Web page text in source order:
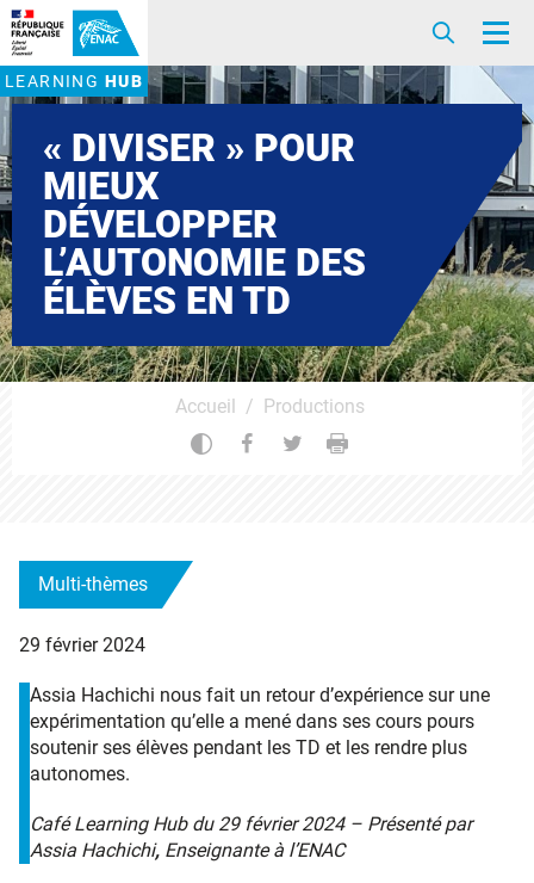
Accéder au contenu
Accéder au menu
LEARNING HUB
« DIVISER » POUR
MIEUX
DÉVELOPPER
L’AUTONOMIE DES
ÉLÈVES EN TD
Accueil Productions
Changer le contraste
Partager sur Facebook
Partager sur Twitter
Imprimer
Multi-thèmes
29 février 2024
Assia Hachichi nous fait un retour d’expérience sur une
expérimentation qu’elle a mené dans ses cours pours
soutenir ses élèves pendant les TD et les rendre plus
autonomes.
Café Learning Hub du 29 février 2024 – Présenté par
Assia Hachichi, Enseignante à l’ENAC